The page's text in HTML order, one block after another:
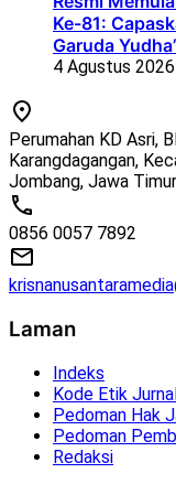
Ke-81:
Garuda
4 Agustus 2026
Perumahan KD Asri,
Karangdagangan,
Jombang, Jawa Timur
0856 0057 7892
Laman
Indeks
Kode Etik
Pedoman Hak
Pedoman
Redaksi